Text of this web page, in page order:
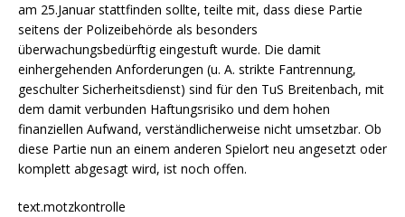
am 25.Januar stattfinden sollte, teilte mit, dass diese Partie
seitens der Polizeibehörde als besonders
überwachungsbedürftig eingestuft wurde. Die damit
einhergehenden Anforderungen (u. A. strikte Fantrennung,
geschulter Sicherheitsdienst) sind für den TuS Breitenbach, mit
dem damit verbunden Haftungsrisiko und dem hohen
finanziellen Aufwand, verständlicherweise nicht umsetzbar. Ob
diese Partie nun an einem anderen Spielort neu angesetzt oder
komplett abgesagt wird, ist noch offen.
text.motzkontrolle